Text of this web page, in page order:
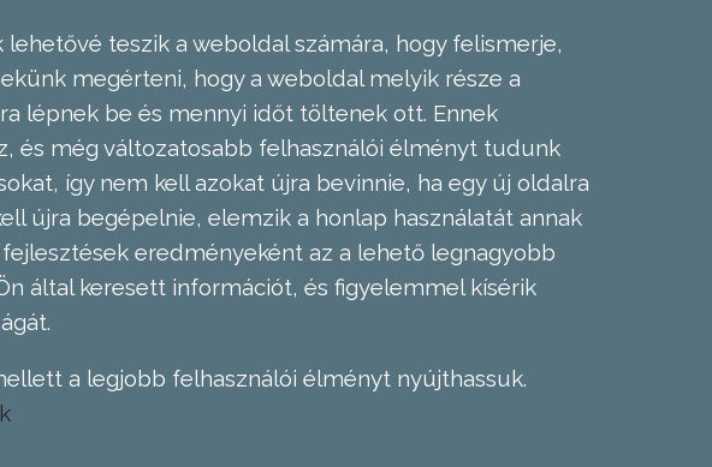
teszik a weboldal számára, hogy felismerje,
megérteni, hogy a weboldal melyik része a
lépnek be és mennyi időt töltenek ott. Ennek
és még változatosabb felhasználói élményt tudunk
így nem kell azokat újra bevinnie, ha egy új oldalra
újra begépelnie, elemzik a honlap használatát annak
eredményeként az a lehető legnagyobb
által keresett információt, és figyelemmel kísérik
a legjobb felhasználói élményt nyújthassuk.